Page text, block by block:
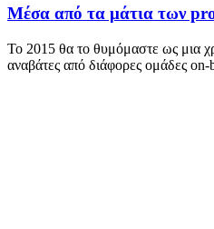
Μέσα από τα μάτια των
To 2015 θα το θυμόμαστε ως μια
αναβάτες από διάφορες ομάδες